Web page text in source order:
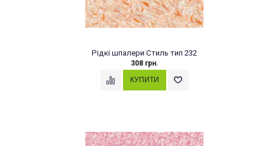
Рідкі шпалери Стиль тип 232
308 грн.